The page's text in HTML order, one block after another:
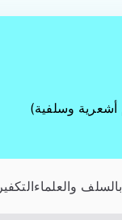
أشعرية وسلفية)
والعلماءالتكفير